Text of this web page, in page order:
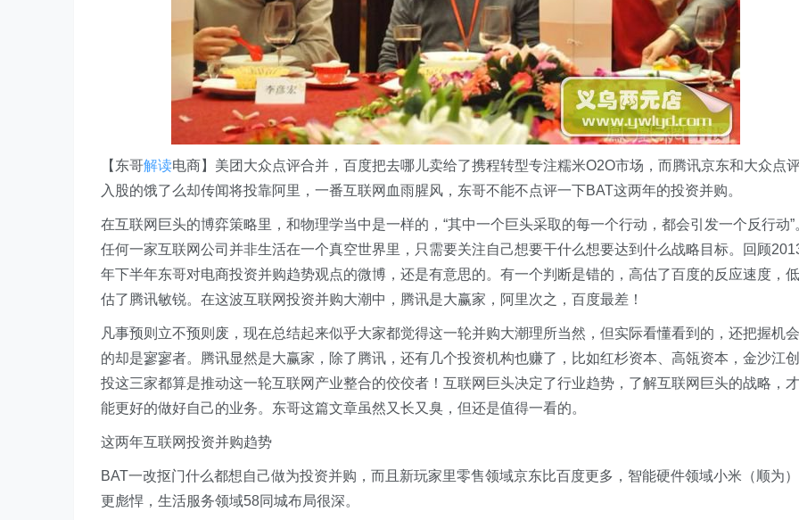
【东哥解读电商】美团大众点评合并，百度把去哪儿卖给了携程转型专注糯米O2O市场，而腾讯京东和大众点
入股的饿了么却传闻将投靠阿里，一番互联网血雨腥风，东哥不能不点评一下BAT这两年的投资并购。
在互联网巨头的博弈策略里，和物理学当中是一样的，“其中一个巨头采取的每一个行动，都会引发一个反行动”
任何一家互联网公司并非生活在一个真空世界里，只需要关注自己想要干什么想要达到什么战略目标。回顾
年下半年东哥对电商投资并购趋势观点的微博，还是有意思的。有一个判断是错的，高估了百度的反应速度，低
估了腾讯敏锐。在这波互联网投资并购大潮中，腾讯是大赢家，阿里次之，百度最差！
凡事预则立不预则废，现在总结起来似乎大家都觉得这一轮并购大潮理所当然，但实际看懂看到的，还把握机会
的却是寥寥者。腾讯显然是大赢家，除了腾讯，还有几个投资机构也赚了，比如红杉资本、高瓴资本，金沙江创
投这三家都算是推动这一轮互联网产业整合的佼佼者！互联网巨头决定了行业趋势，了解互联网巨头的战略，才
能更好的做好自己的业务。东哥这篇文章虽然又长又臭，但还是值得一看的。
这两年互联网投资并购趋势
BAT一改抠门什么都想自己做为投资并购，而且新玩家里零售领域京东比百度更多，智能硬件领域小米（顺为）
更彪悍，生活服务领域58同城布局很深。